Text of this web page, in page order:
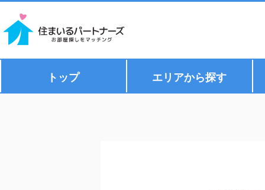
トップ エリアから探す